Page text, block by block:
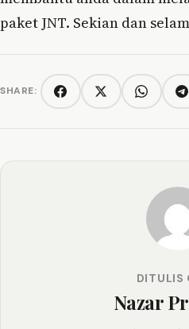
paket JNT. Sekian dan
SHARE: FacebookTwitter/XWhatsApp
DITULIS
Nazar